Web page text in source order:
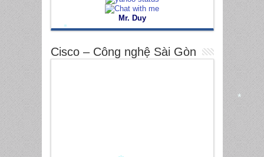
Mr. Duy
Cisco – Công nghệ Sài Gòn
*
*